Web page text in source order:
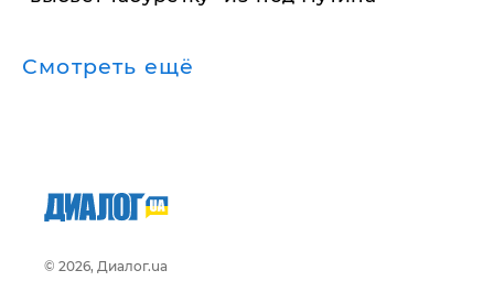
Смотреть ещё
© 2026, Диалог.ua